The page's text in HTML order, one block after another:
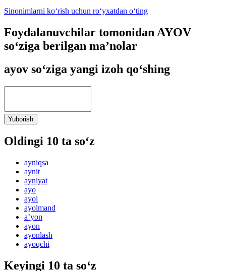
Sinonimlarni ko‘rish uchun ro‘yxatdan o‘ting
Foydalanuvchilar tomonidan AYOV
so‘ziga berilgan ma’nolar
ayov so‘ziga yangi izoh qo‘shing
Yuborish
Oldingi 10 ta so‘z
ayniqsa
aynit
ayniyat
ayo
ayol
ayolmand
aʼyon
ayon
ayonlash
ayoqchi
Keyingi 10 ta so‘z